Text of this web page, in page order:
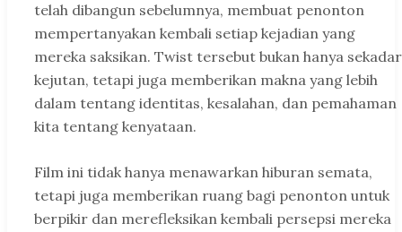
telah dibangun sebelumnya, membuat penonton
mempertanyakan kembali setiap kejadian yang
mereka saksikan. Twist tersebut bukan hanya sekadar
kejutan, tetapi juga memberikan makna yang lebih
dalam tentang identitas, kesalahan, dan pemahaman
kita tentang kenyataan.
Film ini tidak hanya menawarkan hiburan semata,
tetapi juga memberikan ruang bagi penonton untuk
berpikir dan merefleksikan kembali persepsi mereka